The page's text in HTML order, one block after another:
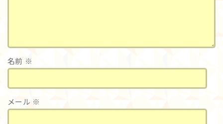
名前 ※
メール ※